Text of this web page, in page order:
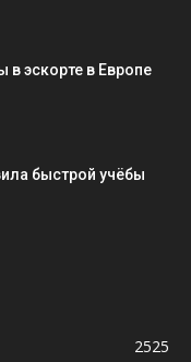
в эскорте в Европе
быстрой учёбы
2525